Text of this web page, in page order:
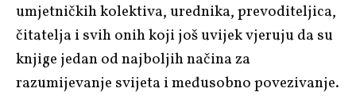
umjetničkih kolektiva, urednika, prevoditeljica,
čitatelja i svih onih koji još uvijek vjeruju da su
knjige jedan od najboljih načina za
razumijevanje svijeta i međusobno povezivanje.